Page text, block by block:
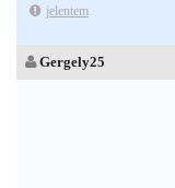
jelentem
Gergely25